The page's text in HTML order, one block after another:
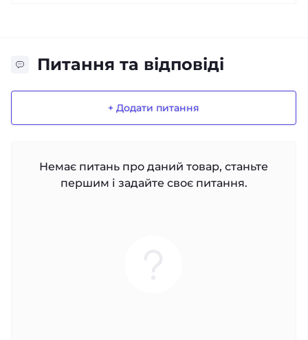
Питання та відповіді
+ Додати питання
Немає питань про даний товар, станьте
першим і задайте своє питання.